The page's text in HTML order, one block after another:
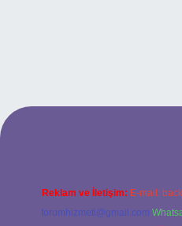
bahis
Reklam ve İletişim: E-mail:
forumhizmeti@gmail.com